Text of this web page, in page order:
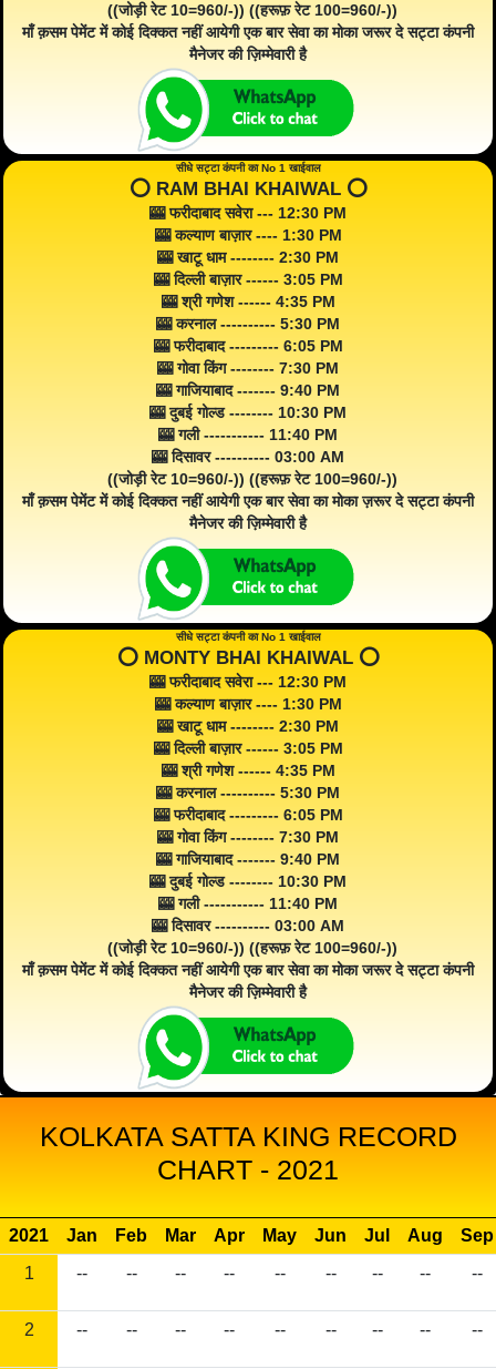
((जोड़ी रेट 10=960/-)) ((हरूफ़ रेट 100=960/-))
माँ क़सम पेमेंट में कोई दिक्कत नहीं आयेगी एक बार सेवा का मोका जरूर दे सट्टा कंपनी
मैनेजर की ज़िम्मेवारी है
सीधे सट्टा कंपनी का No 1 खाईवाल
⭕️ RAM BHAI KHAIWAL ⭕️
🎰 फरीदाबाद सवेरा --- 12:30 PM
🎰 कल्याण बाज़ार ---- 1:30 PM
🎰 खाटू धाम -------- 2:30 PM
🎰 दिल्ली बाज़ार ------ 3:05 PM
🎰 श्री गणेश ------ 4:35 PM
🎰 करनाल ---------- 5:30 PM
🎰 फरीदाबाद --------- 6:05 PM
🎰 गोवा किंग -------- 7:30 PM
🎰 गाजियाबाद ------- 9:40 PM
🎰 दुबई गोल्ड -------- 10:30 PM
🎰 गली ----------- 11:40 PM
🎰 दिसावर ---------- 03:00 AM
((जोड़ी रेट 10=960/-)) ((हरूफ़ रेट 100=960/-))
माँ क़सम पेमेंट में कोई दिक्कत नहीं आयेगी एक बार सेवा का मोका ज़रूर दे सट्टा कंपनी
मैनेजर की ज़िम्मेवारी है
सीधे सट्टा कंपनी का No 1 खाईवाल
⭕️ MONTY BHAI KHAIWAL ⭕️
🎰 फरीदाबाद सवेरा --- 12:30 PM
🎰 कल्याण बाज़ार ---- 1:30 PM
🎰 खाटू धाम -------- 2:30 PM
🎰 दिल्ली बाज़ार ------ 3:05 PM
🎰 श्री गणेश ------ 4:35 PM
🎰 करनाल ---------- 5:30 PM
🎰 फरीदाबाद --------- 6:05 PM
🎰 गोवा किंग -------- 7:30 PM
🎰 गाजियाबाद ------- 9:40 PM
🎰 दुबई गोल्ड -------- 10:30 PM
🎰 गली ----------- 11:40 PM
🎰 दिसावर ---------- 03:00 AM
((जोड़ी रेट 10=960/-)) ((हरूफ़ रेट 100=960/-))
माँ क़सम पेमेंट में कोई दिक्कत नहीं आयेगी एक बार सेवा का मोका जरूर दे सट्टा कंपनी
मैनेजर की ज़िम्मेवारी है
KOLKATA SATTA KING RECORD
CHART - 2021
2021 Jan Feb Mar Apr May Jun Jul Aug
Sep
1
-- -- -- -- -- -- -- -- --
2 -- -- -- -- -- -- -- -- --